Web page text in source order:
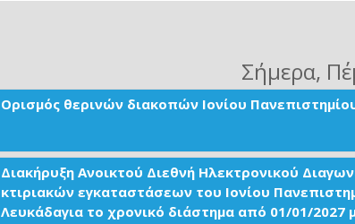
Σήμερα,
Ορισμός θερινών διακοπών Ιονίου
Διακήρυξη Ανοικτού Διεθνή Ηλεκτρονικού
κτιριακών εγκαταστάσεων του Ιονίου
Λευκάδαγια το χρονικό διάστημα από 01/01/2027